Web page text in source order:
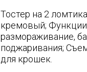
Тостер на 2
кремовый;
размораживание,
поджаривания;
для крошек.